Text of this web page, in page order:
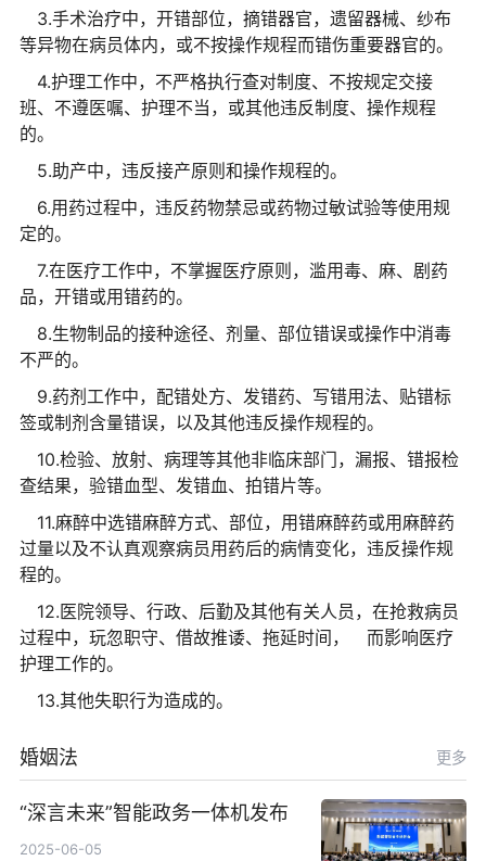
3.手术治疗中，开错部位，摘错器官，遗留器械、纱布
等异物在病员体内，或不按操作规程而错伤重要器官的。
4.护理工作中，不严格执行查对制度、不按规定交接
班、不遵医嘱、护理不当，或其他违反制度、操作规程
的。
5.助产中，违反接产原则和操作规程的。
6.用药过程中，违反药物禁忌或药物过敏试验等使用规
定的。
7.在医疗工作中，不掌握医疗原则，滥用毒、麻、剧药
品，开错或用错药的。
8.生物制品的接种途径、剂量、部位错误或操作中消毒
不严的。
9.药剂工作中，配错处方、发错药、写错用法、贴错标
签或制剂含量错误，以及其他违反操作规程的。
10.检验、放射、病理等其他非临床部门，漏报、错报检
查结果，验错血型、发错血、拍错片等。
11.麻醉中选错麻醉方式、部位，用错麻醉药或用麻醉药
过量以及不认真观察病员用药后的病情变化，违反操作规
程的。
12.医院领导、行政、后勤及其他有关人员，在抢救病员
过程中，玩忽职守、借故推诿、拖延时间， 而影响医疗
护理工作的。
13.其他失职行为造成的。
婚姻法 更多
“深言未来”智能政务一体机发布
2025-06-05